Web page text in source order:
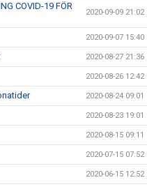
COVID-19 FÖR
2020-09-09 21:02
2020-09-07 15:40
2020-08-27 21:36
2020-08-26 12:42
2020-08-24 09:01
2020-08-23 19:01
2020-08-15 09:11
2020-07-15 07:52
2020-06-15 12:52